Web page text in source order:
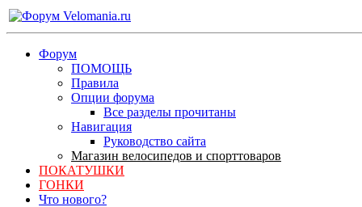
Форум
ПОМОЩЬ
Правила
Опции форума
Все разделы прочитаны
Навигация
Руководство сайта
Магазин велосипедов и спорттоваров
ПОКАТУШКИ
ГОНКИ
Что нового?